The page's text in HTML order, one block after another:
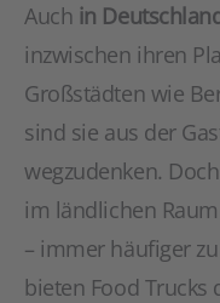
Auch in
inzwischen ihren
Großstädten wie
sind sie aus der
wegzudenken.
im ländlichen
– immer häufiger
bieten Food Trucks